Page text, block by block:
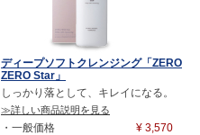
ディープソフトクレンジング「ZERO
ZERO Star」
しっかり落として、キレイになる。
≫詳しい商品説明を見る
・一般価格 ¥ 3,570